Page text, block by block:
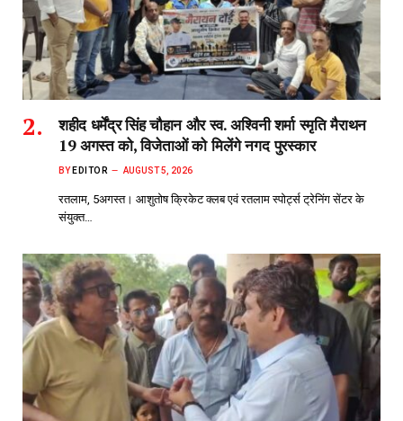
शहीद धर्मेंद्र सिंह चौहान और स्व. अश्विनी शर्मा स्मृति मैराथन
19 अगस्त को, विजेताओं को मिलेंगे नगद पुरस्कार
BY EDITOR AUGUST 5, 2026
रतलाम, 5अगस्त। आशुतोष क्रिकेट क्लब एवं रतलाम स्पोर्ट्स ट्रेनिंग सेंटर के
संयुक्त…